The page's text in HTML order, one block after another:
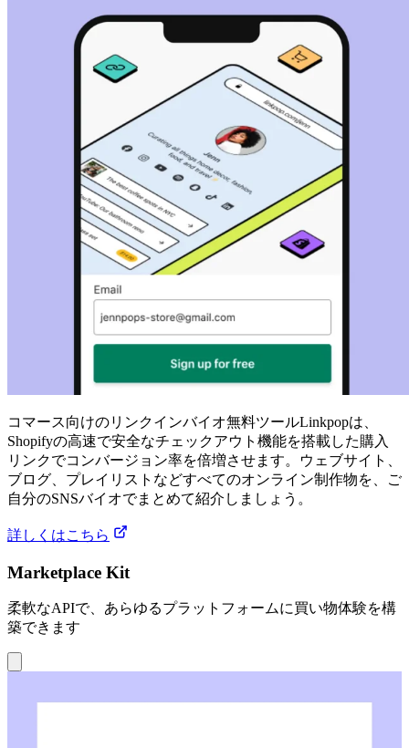
コマース向けのリンクインバイオ無料ツールLinkpopは、
Shopifyの高速で安全なチェックアウト機能を搭載した購入
リンクでコンバージョン率を倍増させます。ウェブサイト、
ブログ、プレイリストなどすべてのオンライン制作物を、ご
自分のSNSバイオでまとめて紹介しましょう。
詳しくはこちら
Marketplace Kit
柔軟なAPIで、あらゆるプラットフォームに買い物体験を構
築できます